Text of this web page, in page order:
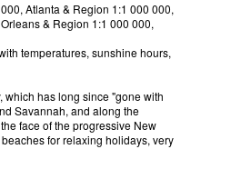
Atlanta & Region 1:1 000 000,
& Region 1:1 000 000,
temperatures, sunshine hours,
which has long since "gone with
Savannah, and along the
face of the progressive New
for relaxing holidays, very